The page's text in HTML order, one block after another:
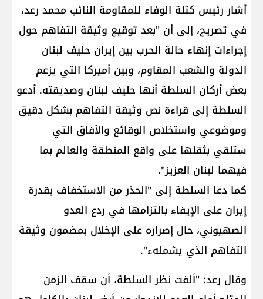
أشار رئيس كتلة الوفاء للمقاومة النائب ​محمد رعد​،
في تصريح، إلى أن "بعد توقيع وثيقة التفاهم حول
إجراءات إنهاء حالة الحرب بين ​إيران​ حليف ​لبنان​
الدولة والشعب المقاوم، وبين ​أميركا​ التي يزعم
بعض أركان السلطة أنها حليف لبنان وصديقته. أدعو
السلطة إلى قراءة نص وثيقة التفاهم بشكل دقيق
وموضوعي واستخلاص الوقائع والآفاق التي
ستلقي بثقلها على واقع المنطقة والعالم بما
فيهما لبنان العزيز".
كما دعا السلطة إلى "الحذر من الاستخفاف بقدرة
إيران على الإيفاء بالتزامها في ردع ​العدو
الصهيوني​، حال إصراره على الإخلال بمضمون وثيقة
التفاهم الذي يشملهء".
وقال رعد: "ألفت نظر السلطة، أن سقف الزمن